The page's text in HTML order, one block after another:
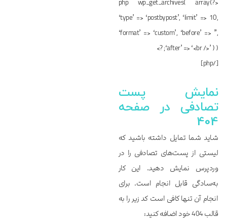
<?php wp_get_archives( array(
‘type’ => ‘postbypost’, ‘limit’ => 10,
‘format’ => ‘custom’, ‘before’ => ”,
‘after’ => ‘<br />’ ) ); ?>
[/php]
نمایش پست
تصادفی در صفحه
404
شاید شما تمایل داشته باشید که
لیستی از پست‌های تصادفی را در
وردپرس نمایش دهید. این کار
به‌سادگی قابل انجام است. برای
انجام آن تنها کافی است کد زیر را به
قالب 404 خود اضافه کنید: